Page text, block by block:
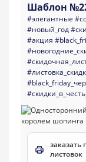
Шаблон
#элегантные
#новый_год
#акция
заказать
листовок